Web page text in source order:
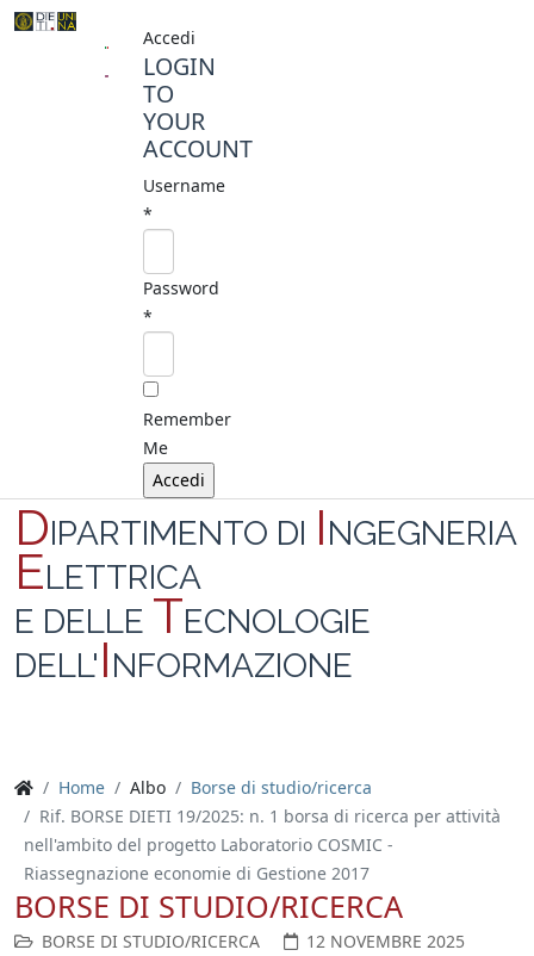
Accedi
LOGIN
TO
YOUR
ACCOUNT
Username
*
Password
*
Remember
Me
DIPARTIMENTO DI INGEGNERIA
ELETTRICA
E DELLE TECNOLOGIE
DELL'INFORMAZIONE
Home Albo
Borse di studio/ricerca
Rif. BORSE DIETI 19/2025: n. 1 borsa di ricerca per attività
nell'ambito del progetto Laboratorio COSMIC -
Riassegnazione economie di Gestione 2017
BORSE DI STUDIO/RICERCA
BORSE DI STUDIO/RICERCA
12 NOVEMBRE 2025